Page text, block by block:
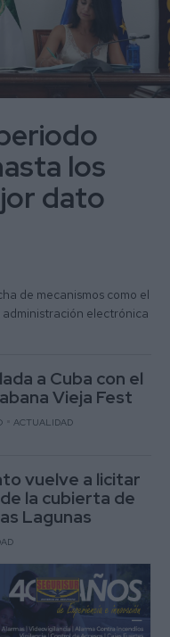
los
dato
de mecanismos como el
electrónica
a Cuba con el
Vieja Fest
ACTUALIDAD
vuelve a licitar
la cubierta de
Lagunas